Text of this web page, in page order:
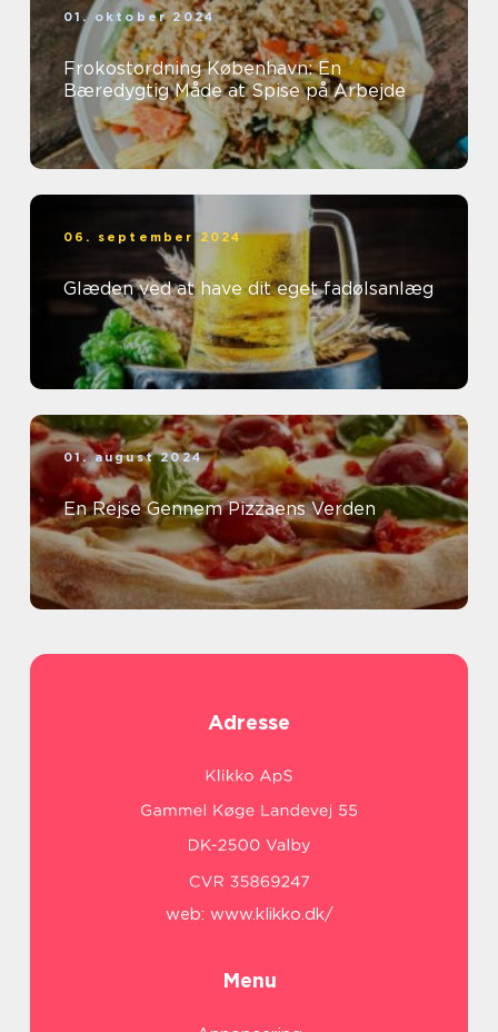
01. oktober 2024
Frokostordning København: En
Bæredygtig Måde at Spise på Arbejde
06. september 2024
Glæden ved at have dit eget fadølsanlæg
01. august 2024
En Rejse Gennem Pizzaens Verden
Adresse
web: www.klikko.dk/
Menu